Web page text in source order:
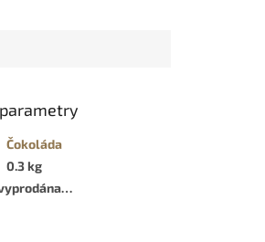
parametry
Čokoláda
0.3 kg